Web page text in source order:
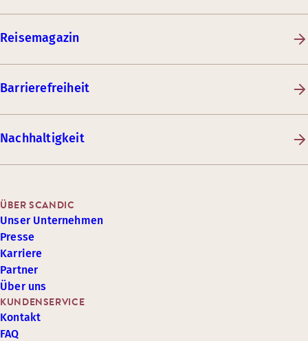
Reisemagazin
Barrierefreiheit
Nachhaltigkeit
KUNDENSERVICE
Kontakt
FAQ
ÜBER SCANDIC
Unser Unternehmen
Presse
Karriere
Partner
Über uns